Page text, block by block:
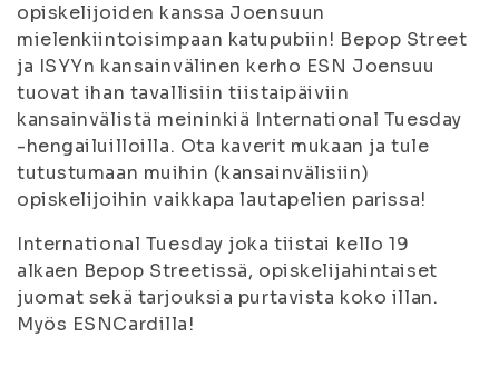
opiskelijoiden kanssa Joensuun
mielenkiintoisimpaan katupubiin! Bepop Street
ja ISYYn kansainvälinen kerho ESN Joensuu
tuovat ihan tavallisiin tiistaipäiviin
kansainvälistä meininkiä International Tuesday
-hengailuilloilla. Ota kaverit mukaan ja tule
tutustumaan muihin (kansainvälisiin)
opiskelijoihin vaikkapa lautapelien parissa!
International Tuesday joka tiistai kello 19
alkaen Bepop Streetissä, opiskelijahintaiset
juomat sekä tarjouksia purtavista koko illan.
Myös ESNCardilla!